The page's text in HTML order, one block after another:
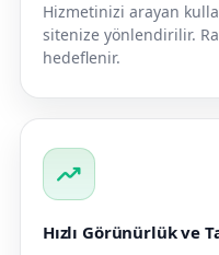
Hizmetinizi arayan
sitenize yönlendirilir.
hedeflenir.
trending_up
Hızlı Görünürlük ve